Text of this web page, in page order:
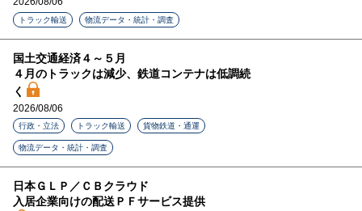
トラック輸送 物流データ・統計・調査
国土交通経済４～５月
４月のトラックは減少、鉄道コンテナは低調続
く
2026/08/06
行政・立法 トラック輸送 貨物鉄道・通運
物流データ・統計・調査
日本ＧＬＰ／ＣＢクラウド
入居企業向けの配送ＰＦサービス提供